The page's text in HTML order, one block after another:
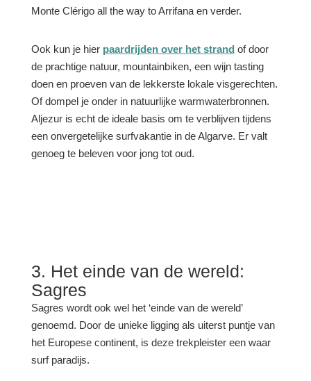
Monte Clérigo all the way to Arrifana en verder.
Ook kun je hier paardrijden over het strand of door
de prachtige natuur, mountainbiken, een wijn tasting
doen en proeven van de lekkerste lokale visgerechten.
Of dompel je onder in natuurlijke warmwaterbronnen.
Aljezur is echt de ideale basis om te verblijven tijdens
een onvergetelijke surfvakantie in de Algarve. Er valt
genoeg te beleven voor jong tot oud.
3. Het einde van de wereld:
Sagres
Sagres wordt ook wel het ‘einde van de wereld’
genoemd. Door de unieke ligging als uiterst puntje van
het Europese continent, is deze trekpleister een waar
surf paradijs.